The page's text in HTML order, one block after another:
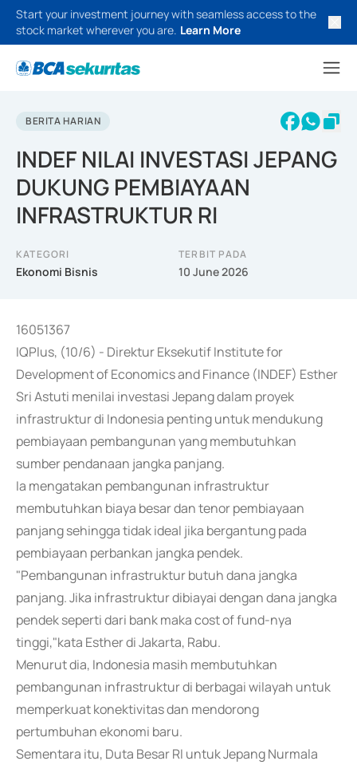
Start your investment journey with seamless access to the
stock market wherever you are. Learn More
BERITA HARIAN
INDEF NILAI INVESTASI JEPANG
DUKUNG PEMBIAYAAN
INFRASTRUKTUR RI
KATEGORI
Ekonomi Bisnis
TERBIT PADA
10 June 2026
16051367
IQPlus, (10/6) - Direktur Eksekutif Institute for
Development of Economics and Finance (INDEF) Esther
Sri Astuti menilai investasi Jepang dalam proyek
infrastruktur di Indonesia penting untuk mendukung
pembiayaan pembangunan yang membutuhkan
sumber pendanaan jangka panjang.
Ia mengatakan pembangunan infrastruktur
membutuhkan biaya besar dan tenor pembiayaan
panjang sehingga tidak ideal jika bergantung pada
pembiayaan perbankan jangka pendek.
"Pembangunan infrastruktur butuh dana jangka
panjang. Jika infrastruktur dibiayai dengan dana jangka
pendek seperti dari bank maka cost of fund-nya
tinggi,"kata Esther di Jakarta, Rabu.
Menurut dia, Indonesia masih membutuhkan
pembangunan infrastruktur di berbagai wilayah untuk
memperkuat konektivitas dan mendorong
pertumbuhan ekonomi baru.
Sementara itu, Duta Besar RI untuk Jepang Nurmala